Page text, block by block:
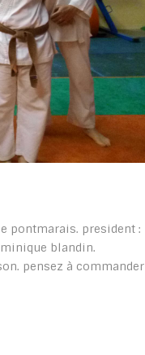
pontmarais. president :
blandin.
pensez à commander